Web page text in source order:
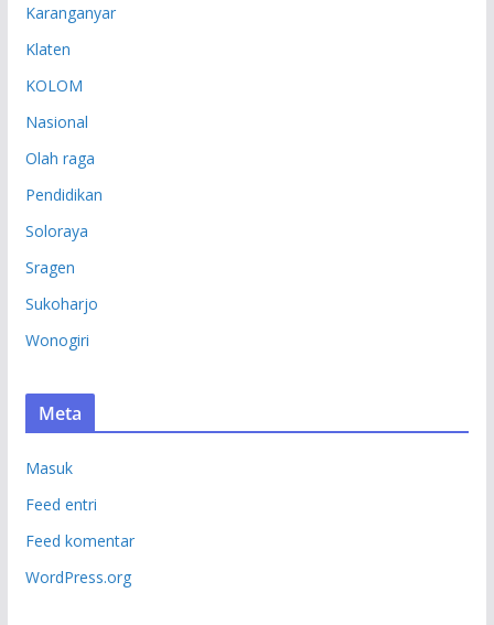
Karanganyar
Klaten
KOLOM
Nasional
Olah raga
Pendidikan
Soloraya
Sragen
Sukoharjo
Wonogiri
Meta
Masuk
Feed entri
Feed komentar
WordPress.org